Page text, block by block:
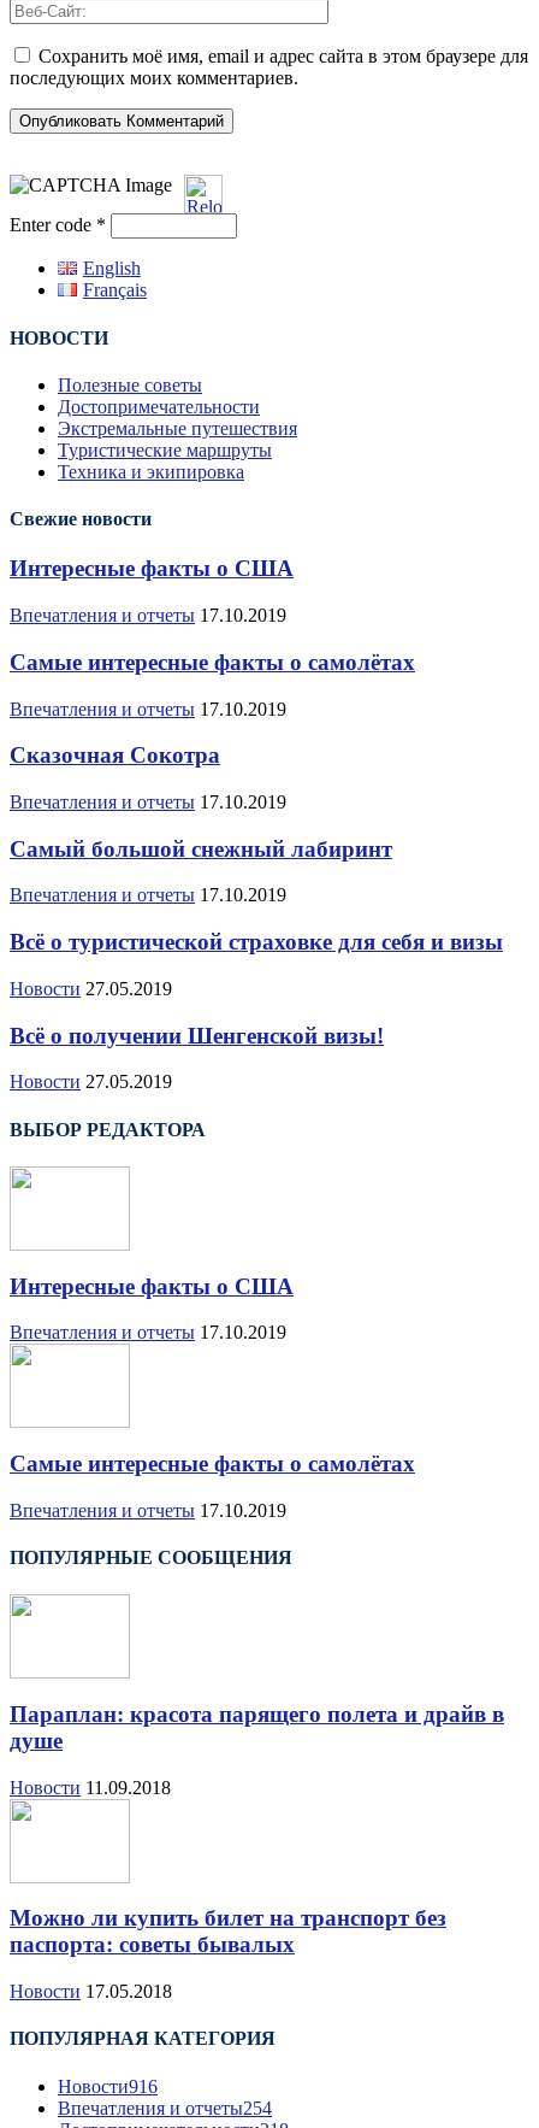
Сохранить моё имя, email и адрес сайта в этом браузере для
последующих моих комментариев.
Enter code *
English
Français
НОВОСТИ
Полезные советы
Достопримечательности
Экстремальные путешествия
Туристические маршруты
Техника и экипировка
Свежие новости
Интересные факты о США
Впечатления и отчеты 17.10.2019
Самые интересные факты о самолётах
Впечатления и отчеты 17.10.2019
Сказочная Сокотра
Впечатления и отчеты 17.10.2019
Самый большой снежный лабиринт
Впечатления и отчеты 17.10.2019
Всё о туристической страховке для себя и визы
Новости 27.05.2019
Всё о получении Шенгенской визы!
Новости 27.05.2019
ВЫБОР РЕДАКТОРА
Интересные факты о США
Впечатления и отчеты 17.10.2019
Самые интересные факты о самолётах
Впечатления и отчеты 17.10.2019
ПОПУЛЯРНЫЕ СООБЩЕНИЯ
Параплан: красота парящего полета и драйв в
душе
Новости 11.09.2018
Можно ли купить билет на транспорт без
паспорта: советы бывалых
Новости 17.05.2018
ПОПУЛЯРНАЯ КАТЕГОРИЯ
Новости916
Впечатления и отчеты254